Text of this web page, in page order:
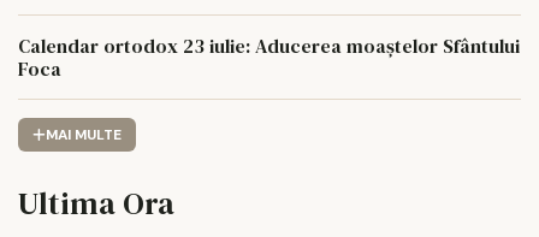
Calendar ortodox 23 iulie: Aducerea moaștelor Sfântului
Foca
MAI MULTE
Ultima Ora